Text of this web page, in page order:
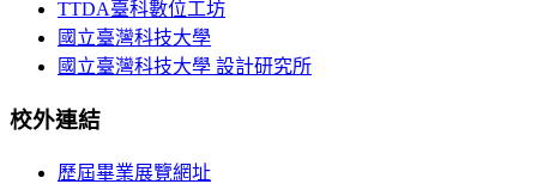
TTDA臺科數位工坊
國立臺灣科技大學
國立臺灣科技大學 設計研究所
校外連結
歷屆畢業展覽網址